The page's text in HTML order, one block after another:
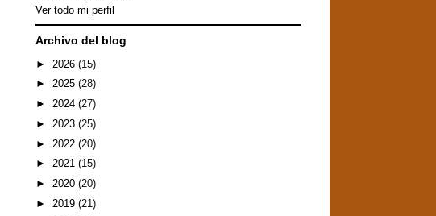
Ver todo mi perfil
Archivo del blog
► 2026 (15)
► 2025 (28)
► 2024 (27)
► 2023 (25)
► 2022 (20)
► 2021 (15)
► 2020 (20)
► 2019 (21)